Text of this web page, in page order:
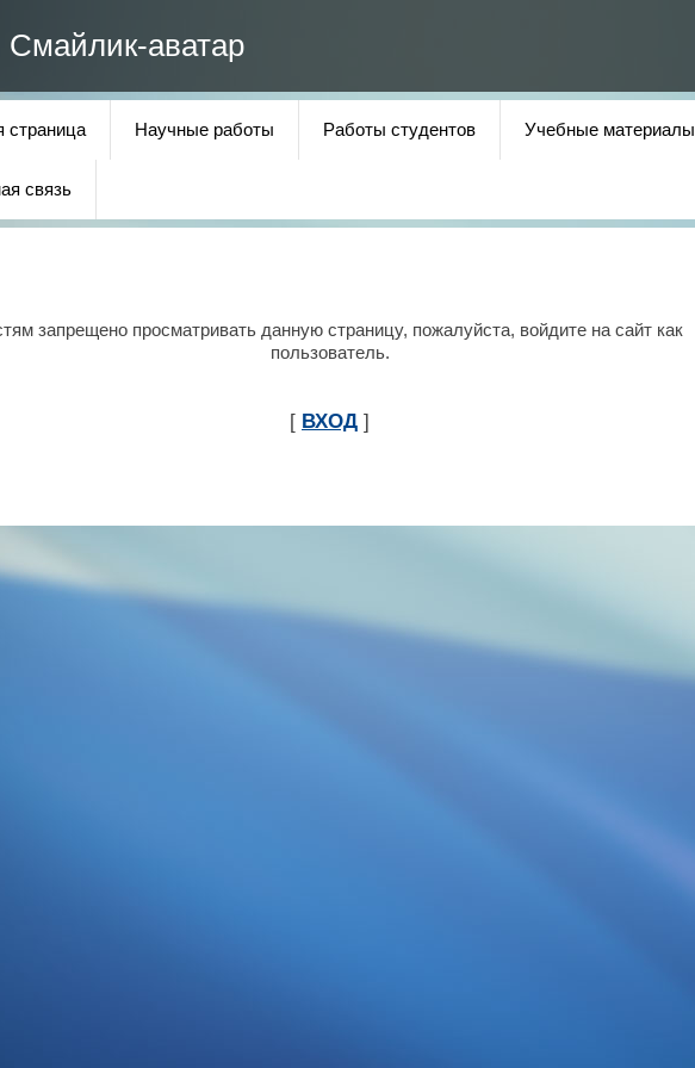
Смайлик-аватар
страница Научные работы Работы студентов Учебные материалы
связь
запрещено просматривать данную страницу, пожалуйста, войдите на сайт как
пользователь.
[ ВХОД ]